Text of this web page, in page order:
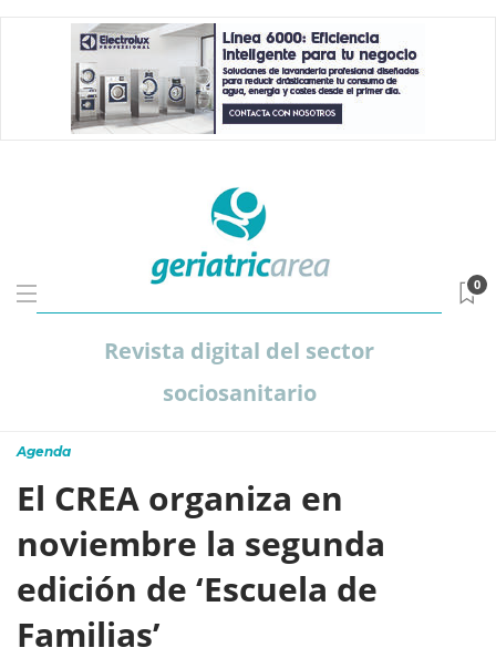
Revista digital del sector
sociosanitario
0
Agenda
El CREA organiza en
noviembre la segunda
edición de ‘Escuela de
Familias’